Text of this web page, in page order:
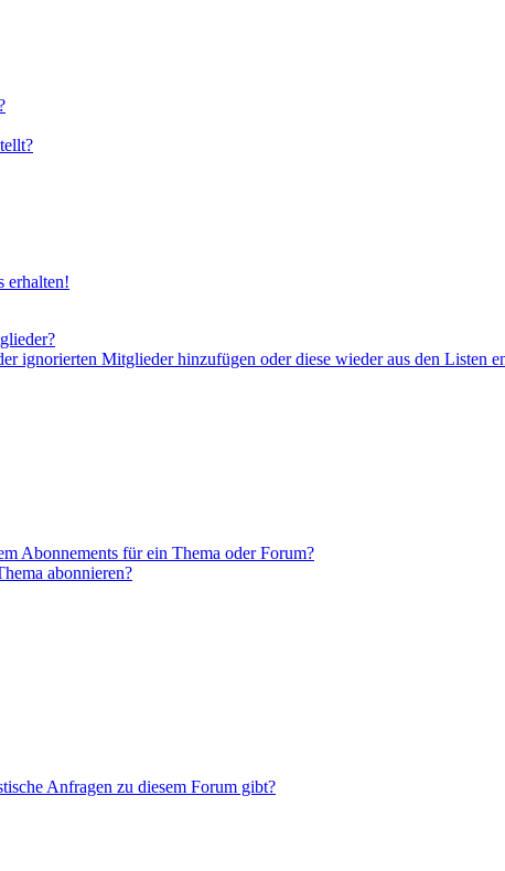
erhalten!
ignorierten Mitglieder hinzufügen oder diese wieder aus den Listen
Abonnements für ein Thema oder Forum?
abonnieren?
Anfragen zu diesem Forum gibt?